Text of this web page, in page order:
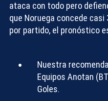
ataca con todo pero
que Noruega concede
por partido, el pronóstico
Nuestra
Equipos Anotan
Goles.